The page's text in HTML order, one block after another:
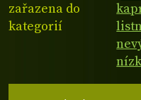
zařazena do
kategorií